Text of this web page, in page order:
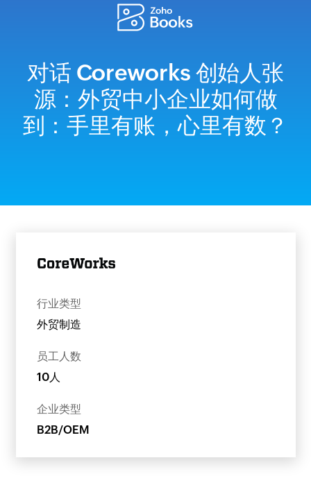
对话 Coreworks 创始人张
源：外贸中小企业如何做
到：手里有账，心里有数？
行业类型
外贸制造
员工人数
10人
企业类型
B2B/OEM